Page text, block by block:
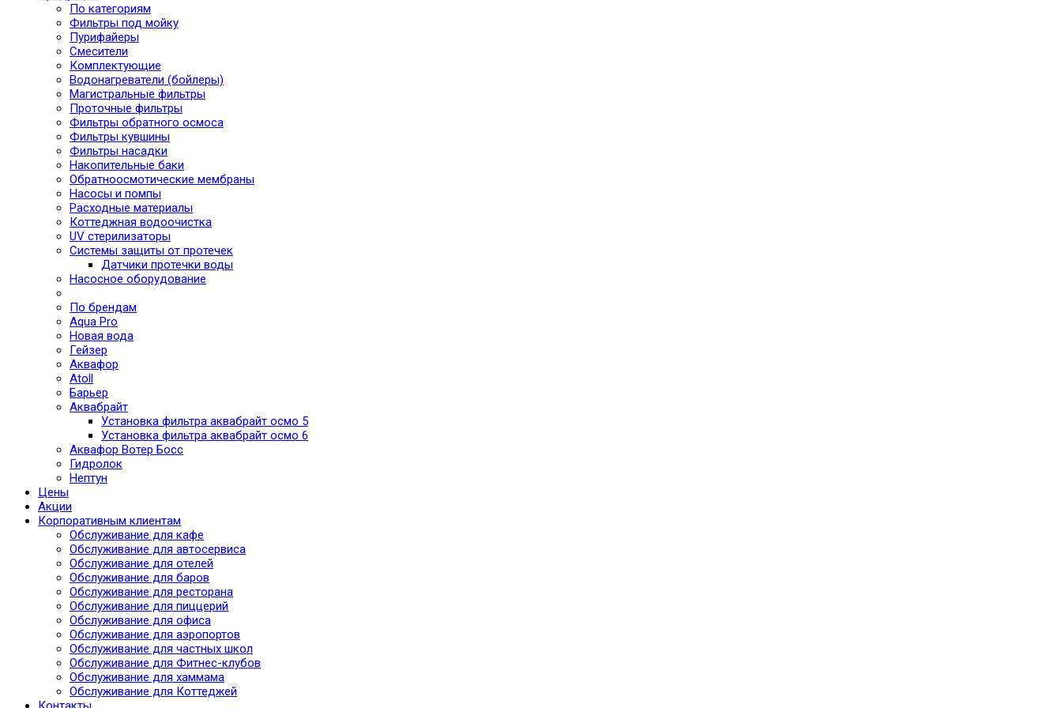
По категориям
Фильтры под мойку
Пурифайеры
Смесители
Комплектующие
Водонагреватели (бойлеры)
Магистральные фильтры
Проточные фильтры
Фильтры обратного осмоса
Фильтры кувшины
Фильтры насадки
Накопительные баки
Обратноосмотические мембраны
Насосы и помпы
Расходные материалы
Коттеджная водоочистка
UV стерилизаторы
Системы защиты от протечек
Датчики протечки воды
Насосное оборудование
По брендам
Aqua Pro
Новая вода
Гейзер
Аквафор
Atoll
Барьер
Аквабрайт
Установка фильтра аквабрайт осмо 5
Установка фильтра аквабрайт осмо 6
Аквафор Вотер Босс
Гидролок
Нептун
Цены
Акции
Корпоративным клиентам
Обслуживание для кафе
Обслуживание для автосервиса
Обслуживание для отелей
Обслуживание для баров
Обслуживание для ресторана
Обслуживание для пиццерий
Обслуживание для офиса
Обслуживание для аэропортов
Обслуживание для частных школ
Обслуживание для Фитнес-клубов
Обслуживание для хаммама
Обслуживание для Коттеджей